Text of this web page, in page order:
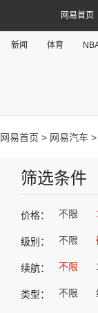
网易首页
新闻 体育
网易首页 > 网易汽车
筛选条件
价格： 不限
级别： 不限
续航： 不限
类型： 不限